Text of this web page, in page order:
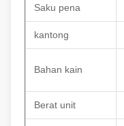
Saku pena
kantong
Bahan kain
Berat unit